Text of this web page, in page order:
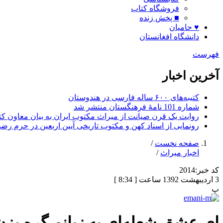
فروشگاه کتاب
■ پخش زنده
♥ حامیان
دانشگاه افغانستان
فهرست
آخرین اخبار
کتیبه‌های ۶۰۰ ساله فارسی در هندوستان
شماره 101 نامۀ فرهنگستان منتشر شد
روایت یک قرن صیانت از میراث مکتوب ایران به بیان معاون
رونمایی از اسناد کهن و مکتوب تاریخی آیین اربعین در حرم
صفحه نخست /
اخبار میراث /
کد خبر:2014
3 اردیبهشت 1392 ساعت [ 8:34 ]
پ